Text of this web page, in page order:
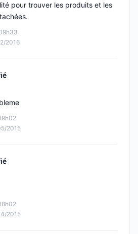
2016
pour trouver les produits et les
2015
2015